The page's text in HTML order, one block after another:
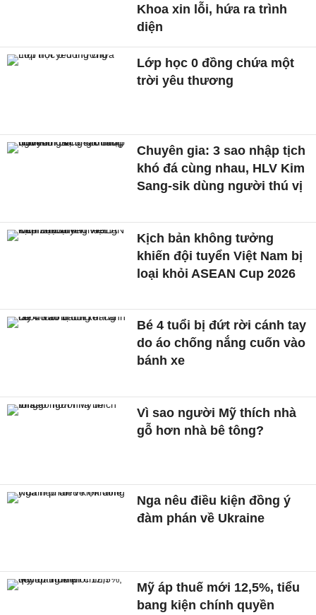
Khoa xin lỗi, hứa ra trình
diện
Lớp học 0 đồng chứa một
trời yêu thương
Chuyên gia: 3 sao nhập tịch
khó đá cùng nhau, HLV Kim
Sang-sik dùng người thú vị
Kịch bản không tưởng
khiến đội tuyển Việt Nam bị
loại khỏi ASEAN Cup 2026
Bé 4 tuổi bị đứt rời cánh tay
do áo chống nắng cuốn vào
bánh xe
Vì sao người Mỹ thích nhà
gỗ hơn nhà bê tông?
Nga nêu điều kiện đồng ý
đàm phán về Ukraine
Mỹ áp thuế mới 12,5%, tiểu
bang kiện chính quyền